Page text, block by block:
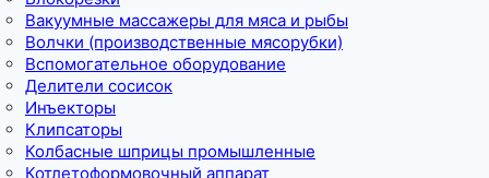
Вакуумные массажеры для мяса и рыбы
Волчки (производственные мясорубки)
Вспомогательное оборудование
Делители сосисок
Инъекторы
Клипсаторы
Колбасные шприцы промышленные
Котлетоформовочный аппарат